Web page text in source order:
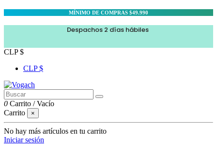
MÍNIMO DE COMPRAS $49.990
Despachos 2 días hábiles
CLP $
CLP $
0 Carrito /Vacío
Carrito
×
No hay más artículos en tu carrito
Iniciar sesión